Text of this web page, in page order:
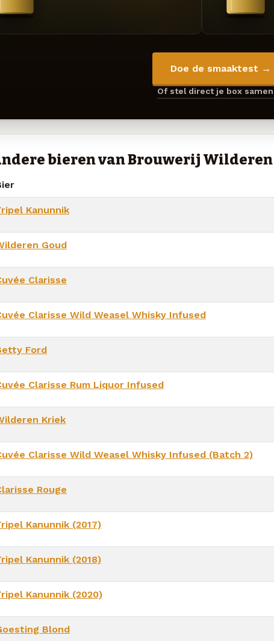
Doe de smaaktest →
Of stel direct je box
bieren van Brouwerij Wilderen
Kanunnik
Goud
Clarisse
Clarisse Wild Weasel Whisky Infused
Ford
Clarisse Rum Liquor Infused
Kriek
Clarisse Wild Weasel Whisky Infused (Batch 2)
Rouge
Kanunnik (2017)
Kanunnik (2018)
Kanunnik (2020)
Blond